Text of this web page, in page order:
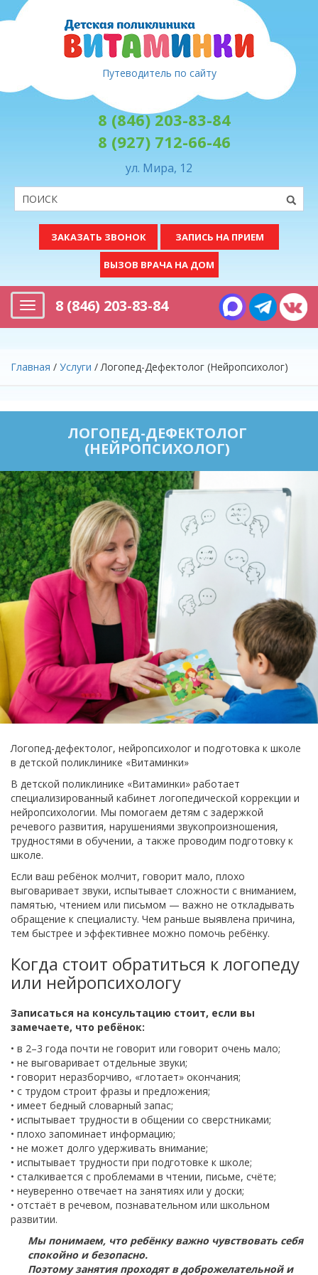
Путеводитель по сайту
8 (846) 203-83-84
8 (927) 712-66-46
ул. Мира, 12
ЗАКАЗАТЬ ЗВОНОК ЗАПИСЬ НА ПРИЕМ
ВЫЗОВ ВРАЧА НА ДОМ
Меню 8 (846) 203-83-84
Главная / Услуги /Логопед-Дефектолог (Нейропсихолог)
ЛОГОПЕД-ДЕФЕКТОЛОГ
(НЕЙРОПСИХОЛОГ)
Логопед-дефектолог, нейропсихолог и подготовка к школе
в детской поликлинике «Витаминки»
В детской поликлинике «Витаминки» работает
специализированный кабинет логопедической коррекции и
нейропсихологии. Мы помогаем детям с задержкой
речевого развития, нарушениями звукопроизношения,
трудностями в обучении, а также проводим подготовку к
школе.
Если ваш ребёнок молчит, говорит мало, плохо
выговаривает звуки, испытывает сложности с вниманием,
памятью, чтением или письмом — важно не откладывать
обращение к специалисту. Чем раньше выявлена причина,
тем быстрее и эффективнее можно помочь ребёнку.
Когда стоит обратиться к логопеду
или нейропсихологу
Записаться на консультацию стоит, если вы
замечаете, что ребёнок:
• в 2–3 года почти не говорит или говорит очень мало;
• не выговаривает отдельные звуки;
• говорит неразборчиво, «глотает» окончания;
• с трудом строит фразы и предложения;
• имеет бедный словарный запас;
• испытывает трудности в общении со сверстниками;
• плохо запоминает информацию;
• не может долго удерживать внимание;
• испытывает трудности при подготовке к школе;
• сталкивается с проблемами в чтении, письме, счёте;
• неуверенно отвечает на занятиях или у доски;
• отстаёт в речевом, познавательном или школьном
развитии.
Мы понимаем, что ребёнку важно чувствовать себя
спокойно и безопасно.
Поэтому занятия проходят в доброжелательной и